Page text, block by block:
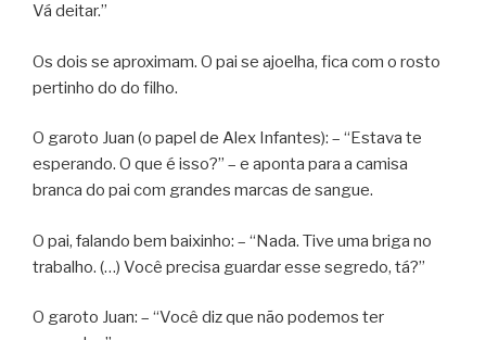
Vá deitar.”
Os dois se aproximam. O pai se ajoelha, fica com o rosto
pertinho do do filho.
O garoto Juan (o papel de Alex Infantes): – “Estava te
esperando. O que é isso?” – e aponta para a camisa
branca do pai com grandes marcas de sangue.
O pai, falando bem baixinho: – “Nada. Tive uma briga no
trabalho. (…) Você precisa guardar esse segredo, tá?”
O garoto Juan: – “Você diz que não podemos ter